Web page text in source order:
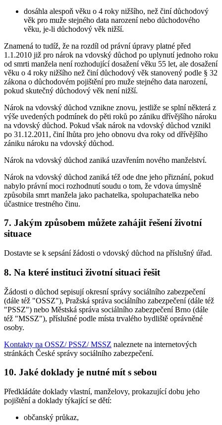
dosáhla alespoň věku o 4 roky nižšího, než činí důchodový
věk pro muže stejného data narození nebo důchodového
věku, je-li důchodový věk nižší.
Znamená to tudíž, že na rozdíl od právní úpravy platné před
1.1.2010 již pro nárok na vdovský důchod po uplynutí jednoho roku
od smrti manžela není rozhodující dosažení věku 55 let, ale dosažení
věku o 4 roky nižšího než činí důchodový věk stanovený podle § 32
zákona o důchodovém pojištění pro muže stejného data narození,
pokud skutečný důchodový věk není nižší.
Nárok na vdovský důchod vznikne znovu, jestliže se splní některá z
výše uvedených podmínek do pěti roků po zániku dřívějšího nároku
na vdovský důchod. Pokud však nárok na vdovský důchod vznikl
po 31.12.2011, činí lhůta pro jeho obnovu dva roky od dřívějšího
zániku nároku na vdovský důchod.
Nárok na vdovský důchod zaniká uzavřením nového manželství.
Nárok na vdovský důchod zaniká též ode dne jeho přiznání, pokud
nabylo právní moci rozhodnutí soudu o tom, že vdova úmyslně
způsobila smrt manžela jako pachatelka, spolupachatelka nebo
účastnice trestného činu.
7. Jakým způsobem můžete zahájit řešení životní
situace
Dostavte se k sepsání žádosti o vdovský důchod na příslušný úřad.
8. Na které instituci životní situaci řešit
Žádosti o důchod sepisují okresní správy sociálního zabezpečení
(dále též "OSSZ"), Pražská správa sociálního zabezpečení (dále též
"PSSZ") nebo Městská správa sociálního zabezpečení Brno (dále
též "MSSZ"), příslušné podle místa trvalého bydliště oprávněné
osoby.
Kontakty na OSSZ/ PSSZ/ MSSZ naleznete na internetových
stránkách České správy sociálního zabezpečení.
10. Jaké doklady je nutné mít s sebou
Předkládáte doklady vlastní, manželovy, prokazující dobu jeho
pojištění a doklady týkající se dětí:
občanský průkaz,